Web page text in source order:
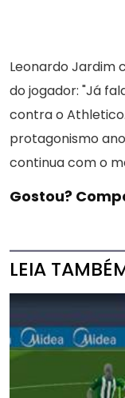
Leonardo Jardim
do jogador: "Já
contra o
protagonismo
continua com o
Gostou?
LEIA